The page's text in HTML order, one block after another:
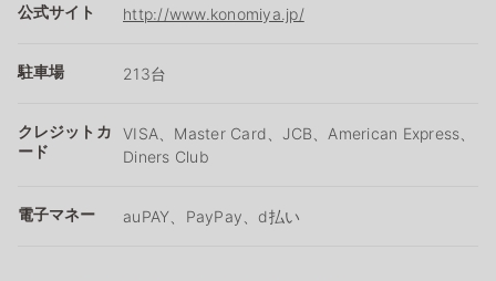
公式サイト http://www.konomiya.jp/
駐車場 213台
クレジットカ
ード
VISA、Master Card、JCB、American Express、
Diners Club
電子マネー auPAY、PayPay、d払い